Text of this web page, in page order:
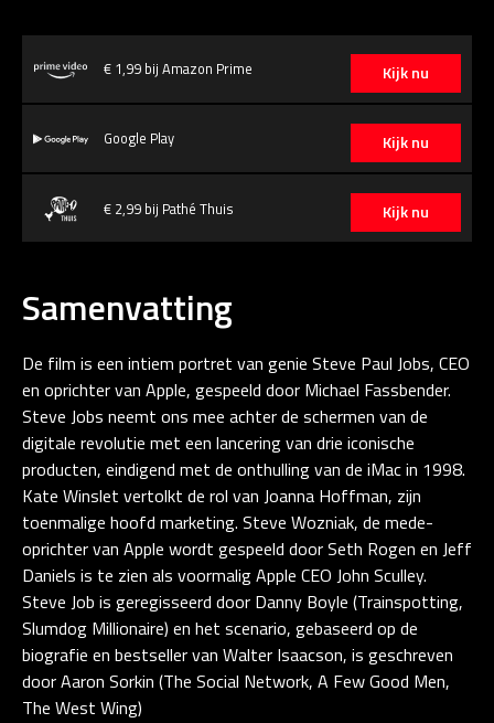
Kijk nu
€ 1,99 bij Amazon Prime
Kijk nu
Google Play
Kijk nu
€ 2,99 bij Pathé Thuis
Samenvatting
De film is een intiem portret van genie Steve Paul Jobs, CEO
en oprichter van Apple, gespeeld door Michael Fassbender.
Steve Jobs neemt ons mee achter de schermen van de
digitale revolutie met een lancering van drie iconische
producten, eindigend met de onthulling van de iMac in 1998.
Kate Winslet vertolkt de rol van Joanna Hoffman, zijn
toenmalige hoofd marketing. Steve Wozniak, de mede-
oprichter van Apple wordt gespeeld door Seth Rogen en Jeff
Daniels is te zien als voormalig Apple CEO John Sculley.
Steve Job is geregisseerd door Danny Boyle (Trainspotting,
Slumdog Millionaire) en het scenario, gebaseerd op de
biografie en bestseller van Walter Isaacson, is geschreven
door Aaron Sorkin (The Social Network, A Few Good Men,
The West Wing)